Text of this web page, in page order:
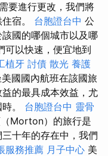
要進行更改，我們將
宿。 台胞證台中 公
國的哪個城市以及哪
可以快速，便宜地到
植牙 討債 散光 養護
國國內航班在該國旅
的最具成本效益，尤
。 台胞證台中 靈骨
Morton）的旅行是
十年的存在中，我們
服務推薦 月子中心 美